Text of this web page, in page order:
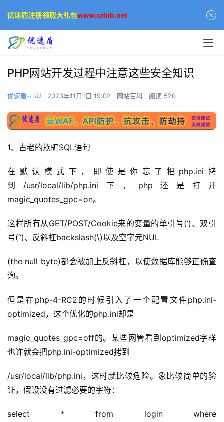
PHP网站开发过程中注意这些安全知识
优速盾-小U 2023年11月1日 19:02 网站百科 阅读 520
1、古老的欺骗SQL语句
在默认模式下，即使是你忘了把php.ini拷
到/usr/local/lib/php.ini下，php还是打开
magic_quotes_gpc=on。
这样所有从GET/POST/Cookie来的变量的单引号(‘)、双引
号(“)、反斜杠backslash(\)以及空字元NUL
(the null byte)都会被加上反斜杠，以使数据库能够正确查
询。
但是在php-4-RC2的时候引入了一个配置文件php.ini-
optimized，这个优化的php.ini却是
magic_quotes_gpc=off的。某些网管看到optimized字样
也许就会把php.ini-optimized拷到
/usr/local/lib/php.ini，这时就比较危险。象比较简单的验
证，假设没有过滤必要的字符：
select * from login where
优速盾注册领取大礼包www.cdnb.net